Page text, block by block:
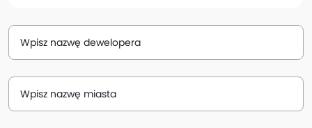
Wpisz nazwę dewelopera
Wpisz nazwę miasta